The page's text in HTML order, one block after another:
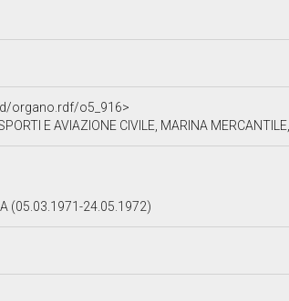
organo.rdf/o5_916>
E AVIAZIONE CIVILE, MARINA
(05.03.1971-24.05.1972)